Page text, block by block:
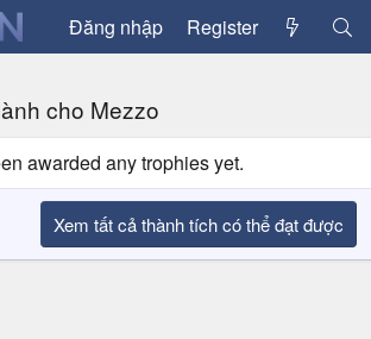
Đăng nhập Register
cho Mezzo
awarded any trophies yet.
Xem tất cả thành tích có thể đạt được